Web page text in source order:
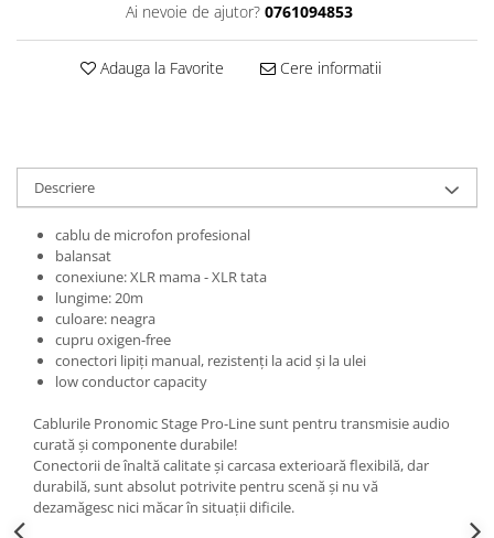
Triole / Melodica
Trompete piccolo
Tuba
Ai nevoie de ajutor? 0761094853
Adauga la Favorite Cere informatii
Descriere
cablu de microfon profesional
balansat
conexiune: XLR mama - XLR tata
lungime: 20m
culoare: neagra
cupru oxigen-free
conectori lipiți manual, rezistenți la acid și la ulei
low conductor capacity
Cablurile Pronomic Stage Pro-Line sunt pentru transmisie audio
curată și componente durabile!
Conectorii de înaltă calitate și carcasa exterioară flexibilă, dar
durabilă, sunt absolut potrivite pentru scenă și nu vă
dezamăgesc nici măcar în situații dificile.